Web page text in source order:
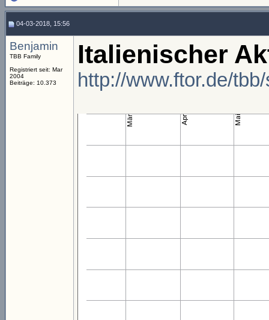
04-03-2018, 15:56
Benjamin
TBB Family
Registriert seit: Mar
2004
Beiträge: 10.373
Italienischer
http://www.ftor.de/